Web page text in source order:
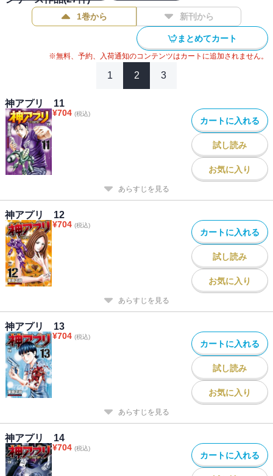
1巻から 新刊から
まとめてカート
※無料、予約、入荷通知のコンテンツはカートに追加されません。
1 2 3
神アプリ 11
¥704 (税込)
カートに入れる
試し読み
お気に入り
あらすじを見る
神アプリ 12
¥704 (税込)
カートに入れる
試し読み
お気に入り
あらすじを見る
神アプリ 13
¥704 (税込)
カートに入れる
試し読み
お気に入り
あらすじを見る
神アプリ 14
¥704 (税込)
カートに入れる